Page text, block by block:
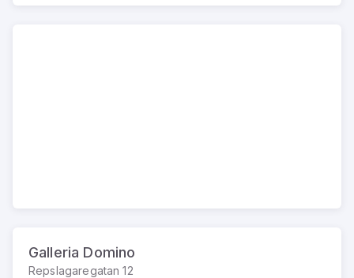
Galleria Domino
Repslagaregatan 12